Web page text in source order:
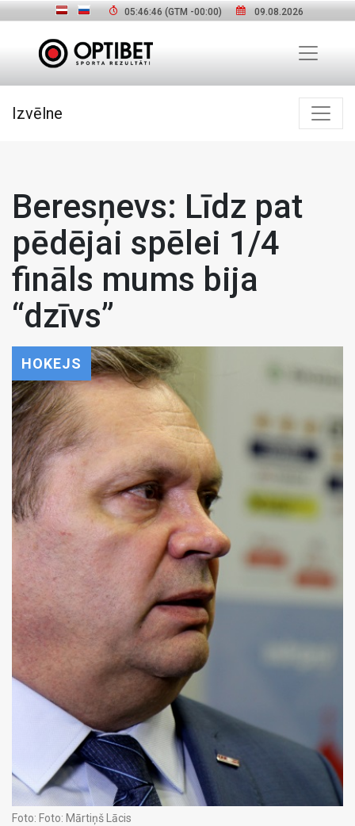
05:46:47 (GTM -00:00) 09.08.2026
Izvēlne
Beresņevs: Līdz pat
pēdējai spēlei 1/4
fināls mums bija
“dzīvs”
HOKEJS
Foto: Foto: Mārtiņš Lācis